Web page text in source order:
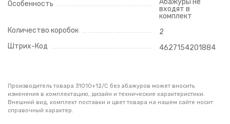
Особенность
входят в
комплект
Количество коробок
2
Штрих-Код
4627154201884
Производитель товара 31010+12/C без абажуров может вносить
изменения в комплектацию, дизайн и технические характеристики.
Внешний вид, комплект поставки и цвет товара на нашем сайте носит
справочный характер.